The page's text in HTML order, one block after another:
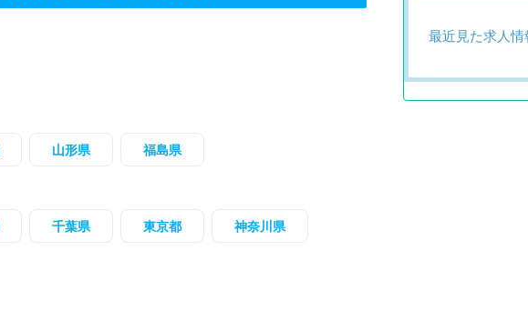
山形県 福島県
千葉県 東京都 神奈川県
最近見た求人情